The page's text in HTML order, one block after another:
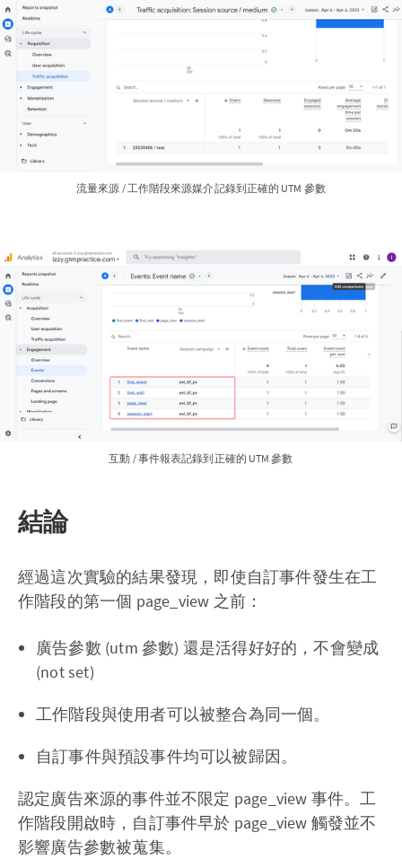
流量來源 / 工作階段來源媒介記錄到正確的 UTM 參數
互動 / 事件報表記錄到正確的 UTM 參數
結論
經過這次實驗的結果發現，即使自訂事件發生在工
作階段的第一個 page_view 之前：
廣告參數 (utm 參數) 還是活得好好的，不會變成
(not set)
工作階段與使用者可以被整合為同一個。
自訂事件與預設事件均可以被歸因。
認定廣告來源的事件並不限定 page_view 事件。工
作階段開啟時，自訂事件早於 page_view 觸發並不
影響廣告參數被蒐集。